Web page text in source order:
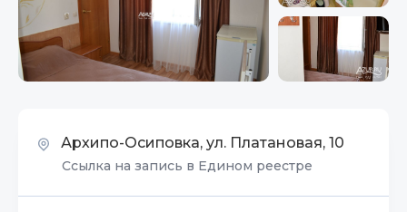
Архипо-Осиповка, ул. Платановая, 10
Ссылка на запись в Едином реестре